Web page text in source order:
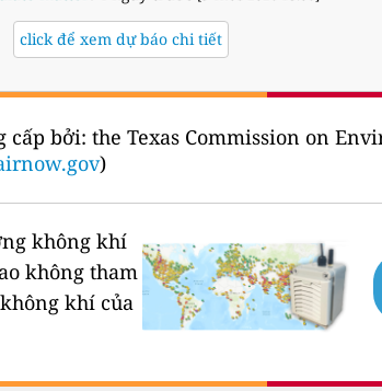
click để xem dự báo chi tiết
cấp bởi: the Texas Commission on
)
không khí
không tham
khí của